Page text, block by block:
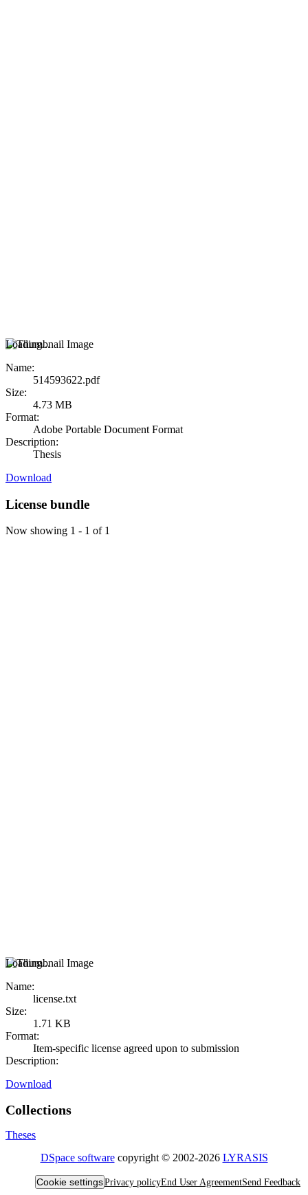
Loading...
Name:
514593622.pdf
Size:
4.73 MB
Format:
Adobe Portable Document Format
Description:
Thesis
Download
License bundle
Now showing 1 - 1 of 1
Loading...
Name:
license.txt
Size:
1.71 KB
Format:
Item-specific license agreed upon to submission
Description:
Download
Collections
Theses
DSpace softwarecopyright © 2002-2026 LYRASIS
Cookie settingsPrivacy policyEnd User AgreementSend Feedback